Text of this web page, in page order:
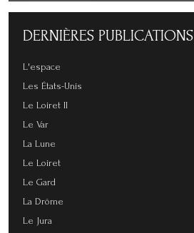
DERNIÈRES PUBLICATIONS
L'espace
Les États-Unis
Le Loiret II
Le Var
La Lune
Le Loiret
Le Gard
La Drôme
Le Jura